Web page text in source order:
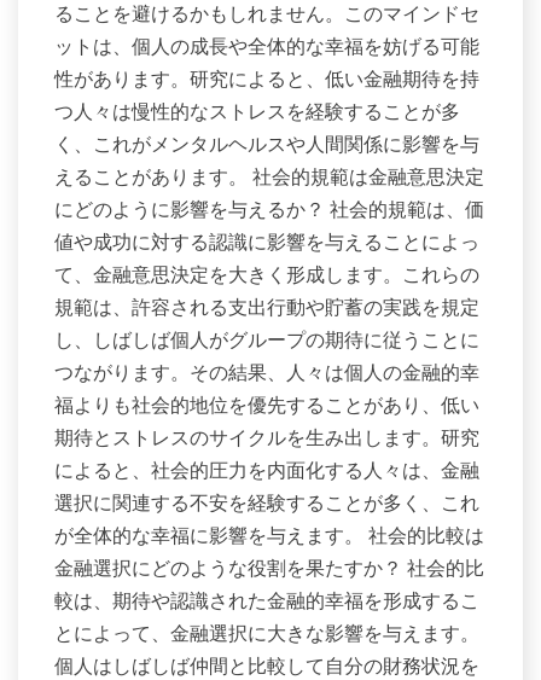
ることを避けるかもしれません。このマインドセ
ットは、個人の成長や全体的な幸福を妨げる可能
性があります。研究によると、低い金融期待を持
つ人々は慢性的なストレスを経験することが多
く、これがメンタルヘルスや人間関係に影響を与
えることがあります。 社会的規範は金融意思決定
にどのように影響を与えるか？ 社会的規範は、価
値や成功に対する認識に影響を与えることによっ
て、金融意思決定を大きく形成します。これらの
規範は、許容される支出行動や貯蓄の実践を規定
し、しばしば個人がグループの期待に従うことに
つながります。その結果、人々は個人の金融的幸
福よりも社会的地位を優先することがあり、低い
期待とストレスのサイクルを生み出します。研究
によると、社会的圧力を内面化する人々は、金融
選択に関連する不安を経験することが多く、これ
が全体的な幸福に影響を与えます。 社会的比較は
金融選択にどのような役割を果たすか？ 社会的比
較は、期待や認識された金融的幸福を形成するこ
とによって、金融選択に大きな影響を与えます。
個人はしばしば仲間と比較して自分の財務状況を